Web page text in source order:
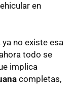
en
ya no existe esa
todo se
implica
completas,